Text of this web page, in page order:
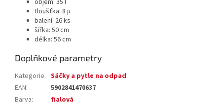
tloušťka: 8 µ
balení: 26 ks
šířka: 50 cm
délka: 56 cm
Doplňkové parametry
Kategorie: Sáčky a pytle na odpad
EAN:
5902841470637
Barva: fialová